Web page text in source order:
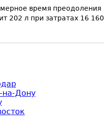
время преодоления
202 л при затратах 16 160
на-Дону